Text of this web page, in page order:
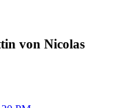
von Nicolas